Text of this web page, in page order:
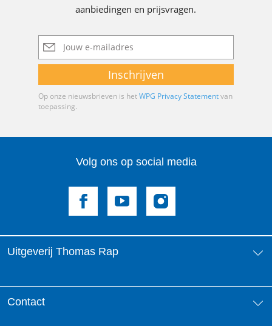
aanbiedingen en prijsvragen.
E-
mailadres
Inschrijven
Op onze nieuwsbrieven is hetWPG Privacy Statementvan
toepassing.
Volg ons op social media
Uitgeverij Thomas Rap
Contact